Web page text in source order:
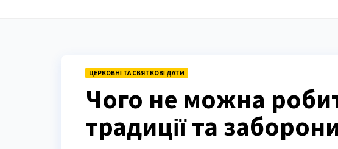
ЦЕРКОВНІ ТА СВЯТКОВІ ДАТИ
Чого не можна
традиції та